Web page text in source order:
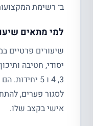
ב־ רשימת
למי מתאים
שיעורים פרטיים
יסודי, חטיבה
3, 4 ו 5
לסגור פערים,
אישי בקצב שלו.